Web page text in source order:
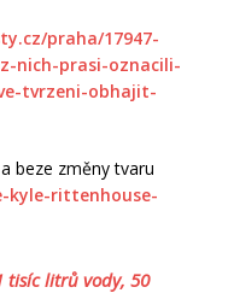
praha/17947-
nich-prasi-oznacili-
tvrzeni-obhajit-
beze změny tvaru
kyle-rittenhouse-
tisíc litrů vody, 50